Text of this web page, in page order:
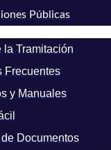
Públicas
la Tramitación
Frecuentes
y Manuales
Documentos